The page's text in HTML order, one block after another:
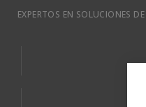
EXPERTOS EN SOLUCIONES